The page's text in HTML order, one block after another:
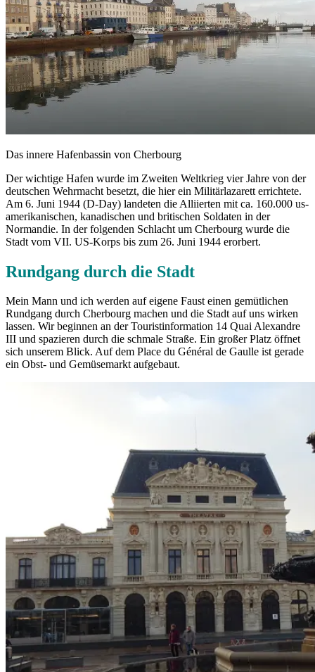
Das innere Hafenbassin von Cherbourg
Der wichtige Hafen wurde im Zweiten Weltkrieg vier Jahre von der
deutschen Wehrmacht besetzt, die hier ein Militärlazarett errichtete.
Am 6. Juni 1944 (D-Day) landeten die Alliierten mit ca. 160.000 us-
amerikanischen, kanadischen und britischen Soldaten in der
Normandie. In der folgenden Schlacht um Cherbourg wurde die
Stadt vom VII. US-Korps bis zum 26. Juni 1944 erorbert.
Rundgang durch die Stadt
Mein Mann und ich werden auf eigene Faust einen gemütlichen
Rundgang durch Cherbourg machen und die Stadt auf uns wirken
lassen. Wir beginnen an der Touristinformation 14 Quai Alexandre
III und spazieren durch die schmale Straße. Ein großer Platz öffnet
sich unserem Blick. Auf dem Place du Général de Gaulle ist gerade
ein Obst- und Gemüsemarkt aufgebaut.